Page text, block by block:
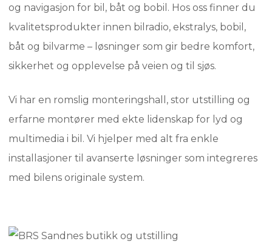
og navigasjon for bil, båt og bobil. Hos oss finner du
kvalitetsprodukter innen bilradio, ekstralys, bobil,
båt og bilvarme – løsninger som gir bedre komfort,
sikkerhet og opplevelse på veien og til sjøs.
Vi har en romslig monteringshall, stor utstilling og
erfarne montører med ekte lidenskap for lyd og
multimedia i bil. Vi hjelper med alt fra enkle
installasjoner til avanserte løsninger som integreres
med bilens originale system.